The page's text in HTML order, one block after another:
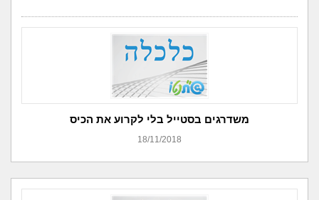
משדרגים בסטייל בלי לקרוע את הכיס
18/11/2018